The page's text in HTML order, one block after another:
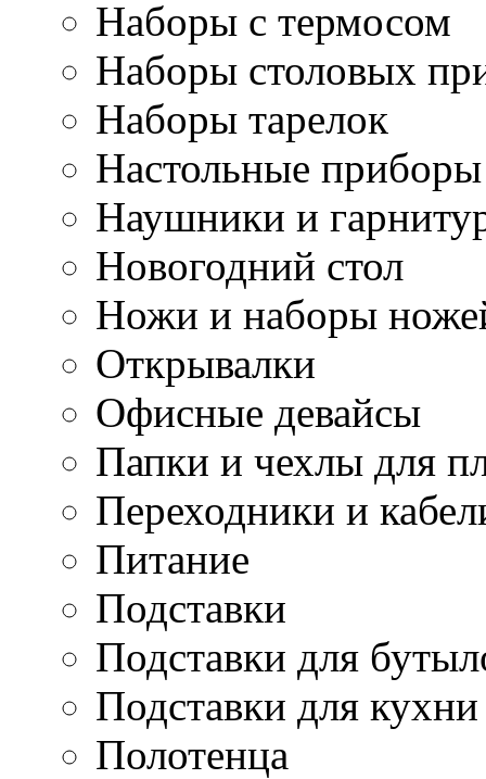
Наборы с термосом
Наборы столовых
Наборы тарелок
Настольные приборы
Наушники и
Новогодний стол
Ножи и наборы
Открывалки
Офисные девайсы
Папки и чехлы для
Переходники и
Питание
Подставки
Подставки для
Подставки для кухни
Полотенца